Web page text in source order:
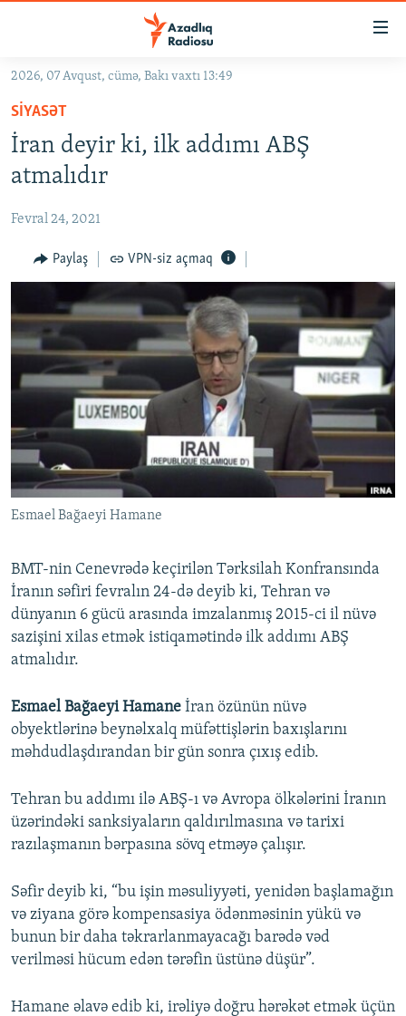
Əsas
qayıt
Əsas
naviqasiyaya
qayıt
Axtarışa
GÜNDƏM
#İZAHLA
KORRUPSIOMETR
FƏRQƏ BAX
QANUNI DOĞRU
MULTIMEDIA
VIDEO
FOTOQALEREYA
İNFOQRAFIKA
KARIKATURA
RADIO ARXIV
OXU ZALI
AZƏRBAYCAN ƏDƏBIYYATI KITABXANASI
İSLAM VƏ DEMOKRATIYA
İZ - MƏDƏNIYYƏT PROQRAMI
HAQQIMIZDA
MISSIYAMIZ
PEŞƏ ETIKASI VƏ JURNALISTIKA STANDARTLARIMIZ
MATERIALLARIMIZDAN ISTIFADƏ
AZADLIQRADIOSU MOBIL TELEFONUNUZDA
XƏBƏR BÜLLETENLƏRIMIZ
BIZI IZLƏ
RFE/RL-in bütün saytları
2026, 07 Avqust, cümə, Bakı vaxtı 13:49
SIYASƏT
İran deyir ki, ilk addımı ABŞ
atmalıdır
Fevral 24, 2021
Paylaş VPN-siz açmaq
Esmael Bağaeyi Hamane
BMT-nin Cenevrədə keçirilən Tərksilah Konfransında
İranın səfiri fevralın 24-də deyib ki, Tehran və
dünyanın 6 gücü arasında imzalanmış 2015-ci il nüvə
sazişini xilas etmək istiqamətində ilk addımı ABŞ
atmalıdır.
Esmael Bağaeyi Hamane İran özünün nüvə
obyektlərinə beynəlxalq müfəttişlərin baxışlarını
məhdudlaşdırandan bir gün sonra çıxış edib.
Tehran bu addımı ilə ABŞ-ı və Avropa ölkələrini İranın
üzərindəki sanksiyaların qaldırılmasına və tarixi
razılaşmanın bərpasına sövq etməyə çalışır.
Səfir deyib ki, “bu işin məsuliyyəti, yenidən başlamağın
və ziyana görə kompensasiya ödənməsinin yükü və
bunun bir daha təkrarlanmayacağı barədə vəd
verilməsi hücum edən tərəfin üstünə düşür”.
Hamane əlavə edib ki, irəliyə doğru hərəkət etmək üçün